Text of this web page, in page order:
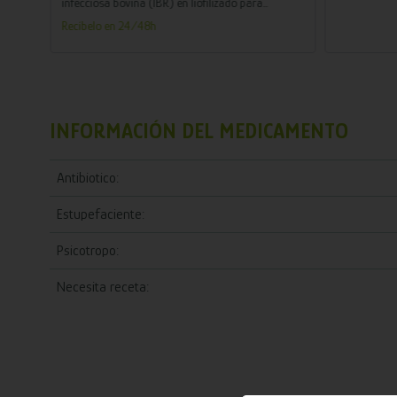
Recíbelo en 24/48h
INFORMACIÓN DEL MEDICAMENTO
Antibiotico:
Estupefaciente:
Psicotropo:
Necesita receta: